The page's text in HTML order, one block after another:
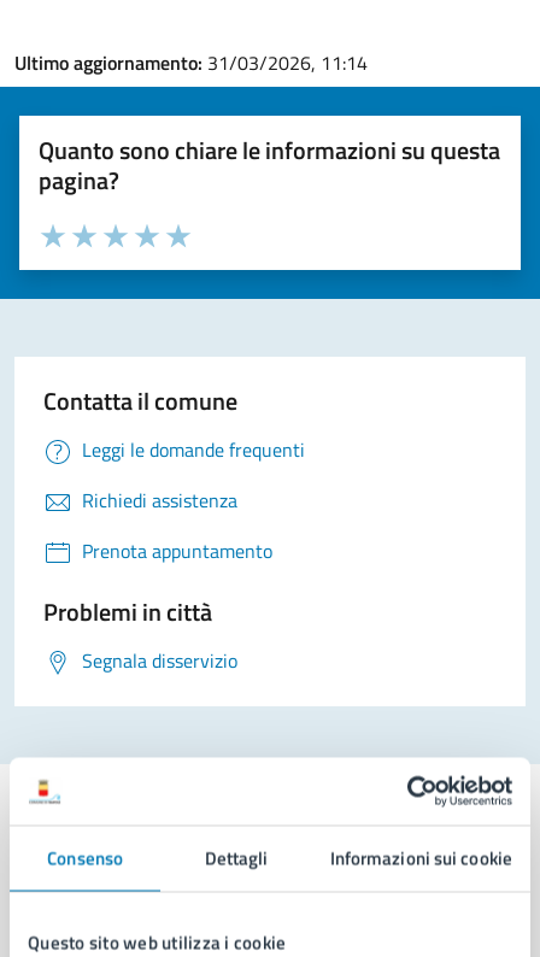
Consenso Dettagli Informazioni sui cookie
Questo sito web utilizza i cookie
Ultimo aggiornamento: 31/03/2026, 11:14
Quanto sono chiare le informazioni su questa
pagina?
Valuta la chiarezza delle informazioni (da 1 a 5 stelle)
Seleziona il numero di stelle per valutare la chiarezza delle
Valuta 5 stelle su 5
Valuta 4 stelle su 5
Valuta 3 stelle su 5
Valuta 2 stelle su 5
Valuta 1 stelle su 5
Contatta il comune
Leggi le domande frequenti
Richiedi assistenza
Prenota appuntamento
Problemi in città
Segnala disservizio
Comune di Napoli